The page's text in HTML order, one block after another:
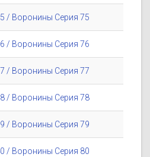
/ Воронины Серия 75
/ Воронины Серия 76
/ Воронины Серия 77
/ Воронины Серия 78
/ Воронины Серия 79
/ Воронины Серия 80